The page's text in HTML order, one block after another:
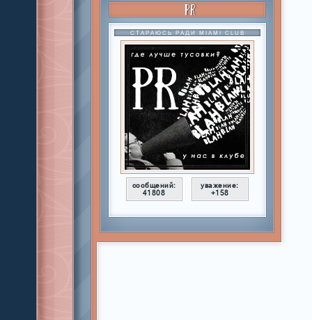
PR
СТАРАЮСЬ РАДИ MIAMI CLUB
сообщений:
41808
уважение:
+158